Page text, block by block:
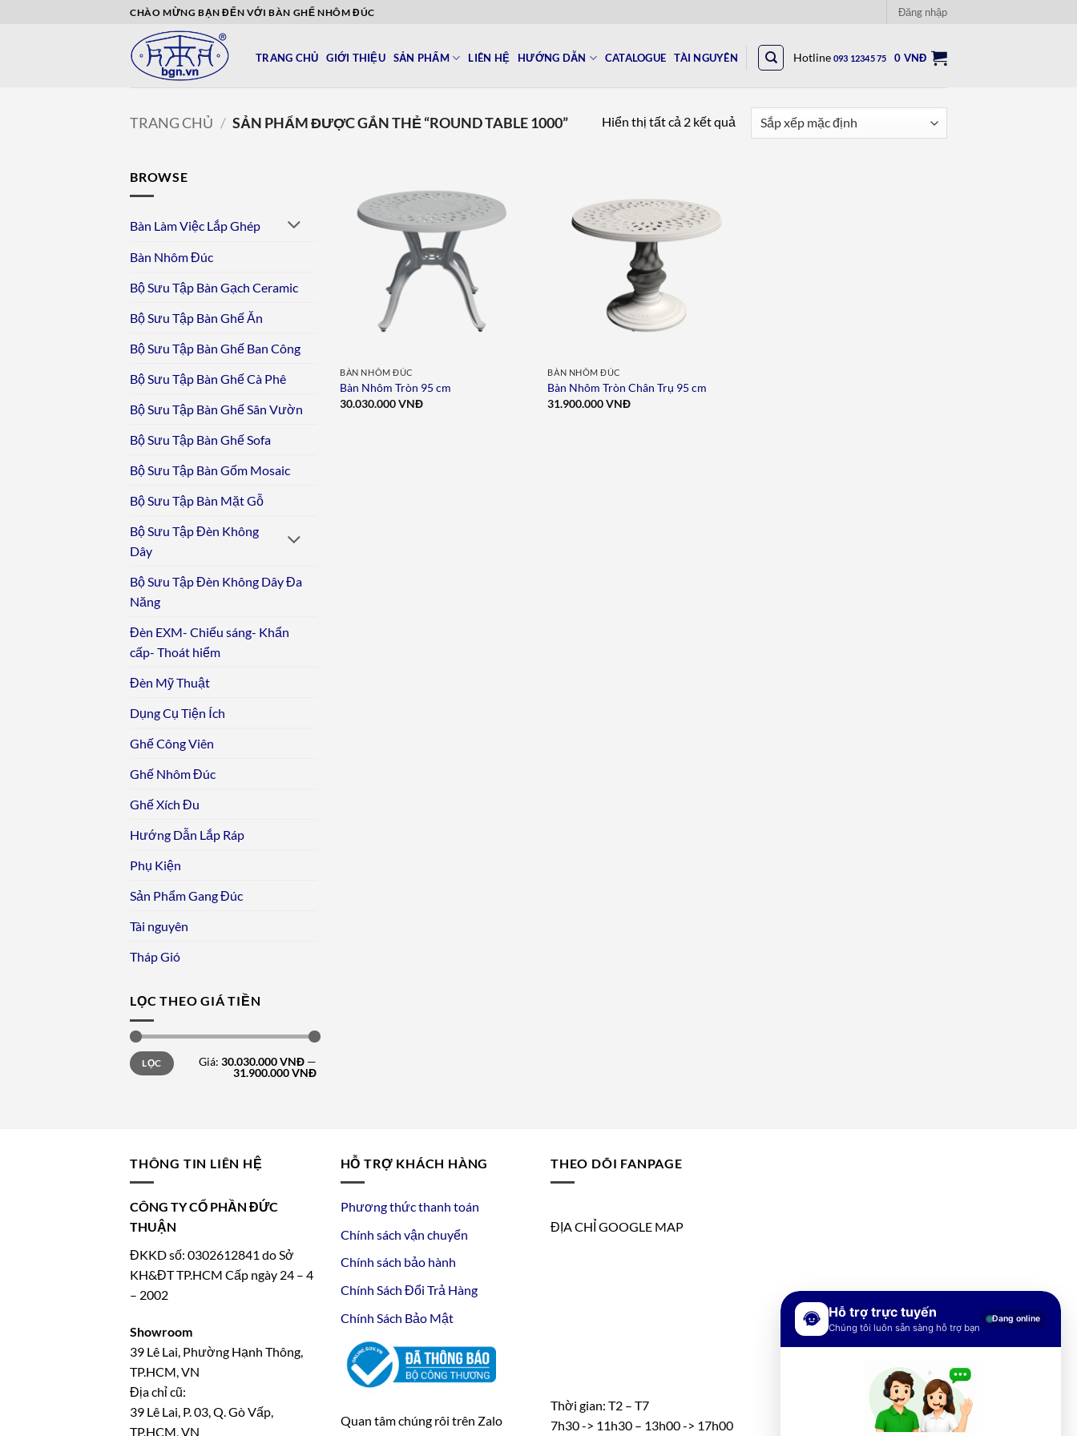
CHÀO MỪNG BẠN ĐẾN VỚI BÀN GHẾ NHÔM ĐÚC Đăng nhập
TRANG CHỦ GIỚI THIỆU SẢN PHẨM LIÊN HỆ HƯỚNG DẪN CATALOGUE TÀI NGUYÊN Hotline 093 12345 75 0 VNĐ
TRANG CHỦ / SẢN PHẨM ĐƯỢC GẮN THẺ “ROUND TABLE 1000” Hiển thị tất cả 2 kết quả
BROWSE
Bàn Làm Việc Lắp Ghép
Bàn Nhôm Đúc
Bộ Sưu Tập Bàn Gạch Ceramic
Bộ Sưu Tập Bàn Ghế Ăn
Bộ Sưu Tập Bàn Ghế Ban Công
Bộ Sưu Tập Bàn Ghế Cà Phê
Bộ Sưu Tập Bàn Ghế Sân Vườn
Bộ Sưu Tập Bàn Ghế Sofa
Bộ Sưu Tập Bàn Gốm Mosaic
Bộ Sưu Tập Bàn Mặt Gỗ
Bộ Sưu Tập Đèn Không
Dây
Bộ Sưu Tập Đèn Không Dây Đa
Năng
Đèn EXM- Chiếu sáng- Khẩn
cấp- Thoát hiểm
Đèn Mỹ Thuật
Dụng Cụ Tiện Ích
Ghế Công Viên
Ghế Nhôm Đúc
Ghế Xích Đu
Hướng Dẫn Lắp Ráp
Phụ Kiện
Sản Phẩm Gang Đúc
Tài nguyên
Tháp Gió
LỌC THEO GIÁ TIỀN
Giá
tối
thiểu
Giá
tối
đa
LỌC Giá: 30.030.000 VNĐ—
31.900.000 VNĐ
Add to
wishlist
BÀN NHÔM ĐÚC
Bàn Nhôm Tròn 95 cm
30.030.000VNĐ
Add to
wishlist
BÀN NHÔM ĐÚC
Bàn Nhôm Tròn Chân Trụ 95 cm
31.900.000VNĐ
THÔNG TIN LIÊN HỆ
CÔNG TY CỔ PHẦN ĐỨC
THUẬN
ĐKKD số: 0302612841 do Sở
KH&ĐT TP.HCM Cấp ngày 24 – 4
– 2002
Showroom
39 Lê Lai, Phường Hạnh Thông,
TP.HCM, VN
Địa chỉ cũ:
39 Lê Lai, P. 03, Q. Gò Vấp,
TP.HCM, VN
HỖ TRỢ KHÁCH HÀNG
Phương thức thanh toán
Chính sách vận chuyển
Chính sách bảo hành
Chính Sách Đổi Trả Hàng
Chính Sách Bảo Mật
Quan tâm chúng rôi trên Zalo
THEO DÕI FANPAGE
ĐỊA CHỈ GOOGLE MAP
Thời gian: T2 – T7
7h30 -> 11h30 – 13h00 -> 17h00
Hỗ trợ trực tuyến
Chúng tôi luôn sẵn sàng hỗ trợ bạn
Đang online